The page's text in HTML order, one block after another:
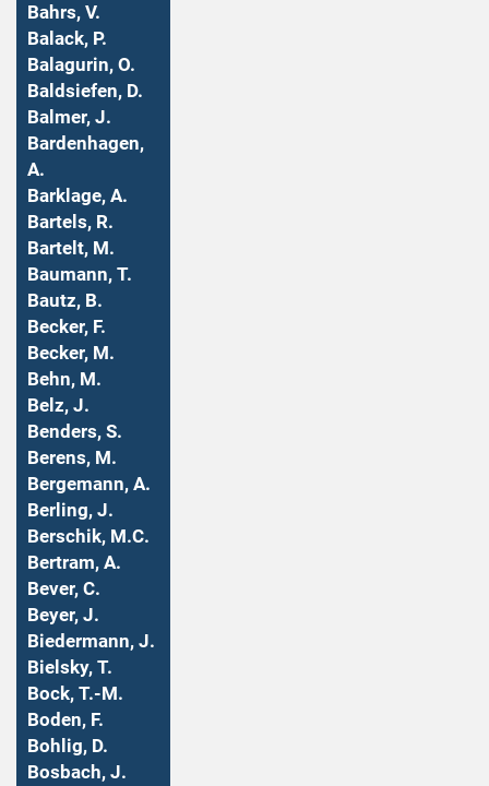
Bahrs, V.
Balack, P.
Balagurin, O.
Baldsiefen, D.
Balmer, J.
Bardenhagen,
A.
Barklage, A.
Bartels, R.
Bartelt, M.
Baumann, T.
Bautz, B.
Becker, F.
Becker, M.
Behn, M.
Belz, J.
Benders, S.
Berens, M.
Bergemann, A.
Berling, J.
Berschik, M.C.
Bertram, A.
Bever, C.
Beyer, J.
Biedermann, J.
Bielsky, T.
Bock, T.-M.
Boden, F.
Bohlig, D.
Bosbach, J.